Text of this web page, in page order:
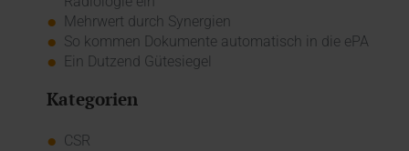
Mehrwert durch Synergien
So kommen Dokumente automatisch in die ePA
Ein Dutzend Gütesiegel
Kategorien
CSR